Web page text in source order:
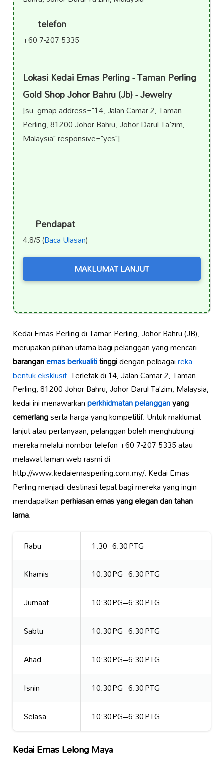
telefon
+60 7-207 5335
Lokasi Kedai Emas Perling - Taman Perling
Gold Shop Johor Bahru (Jb) - Jewelry
[su_gmap address="14, Jalan Camar 2, Taman
Perling, 81200 Johor Bahru, Johor Darul Ta'zim,
Malaysia" responsive="yes"]
Pendapat
4.8/5 (Baca Ulasan)
MAKLUMAT LANJUT
Kedai Emas Perling di Taman Perling, Johor Bahru (JB),
merupakan pilihan utama bagi pelanggan yang mencari
baranganemas berkualititinggidengan pelbagaireka
bentuk eksklusif. Terletak di 14, Jalan Camar 2, Taman
Perling, 81200 Johor Bahru, Johor Darul Ta’zim, Malaysia,
kedai ini menawarkanperkhidmatan pelangganyang
cemerlangserta harga yang kompetitif. Untuk maklumat
lanjut atau pertanyaan, pelanggan boleh menghubungi
mereka melalui nombor telefon +60 7-207 5335 atau
melawat laman web rasmi di
http://www.kedaiemasperling.com.my/. Kedai Emas
Perling menjadi destinasi tepat bagi mereka yang ingin
mendapatkanperhiasan emas yang elegan dan tahan
lama.
Rabu
1:30–6:30 PTG
Khamis
10:30 PG–6:30 PTG
Jumaat
10:30 PG–6:30 PTG
Sabtu
10:30 PG–6:30 PTG
Ahad
10:30 PG–6:30 PTG
Isnin
10:30 PG–6:30 PTG
Selasa
10:30 PG–6:30 PTG
Kedai Emas Lelong Maya